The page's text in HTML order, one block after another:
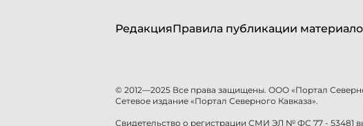
РедакцияПравила публикации
© 2012—2025 Все права защищены. ООО «Портал
Сетевое издание «Портал Северного Кавказа».
Свидетельство о регистрации СМИ ЭЛ № ФС 77 - 53481